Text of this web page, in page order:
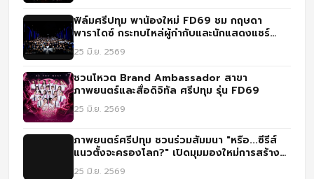
ฟิล์มศรีปทุม พาน้องใหม่ FD69 ชม กฤษดา
พาราไดซ์ กระทบไหล่ผู้กำกับและนักแสดงแชร์
ประสบการณ์จริง
25 มิ.ย. 2569
ชวนโหวต Brand Ambassador สาขา
ภาพยนตร์และสื่อดิจิทัล ศรีปทุม รุ่น FD69
25 มิ.ย. 2569
ภาพยนตร์ศรีปทุม ชวนร่วมสัมมนา "หรือ...ซีรีส์
แนวตั้งจะครองโลก?" เปิดมุมมองใหม่การสร้าง
คอนเทนต์ยุคดิจิทัล
25 มิ.ย. 2569